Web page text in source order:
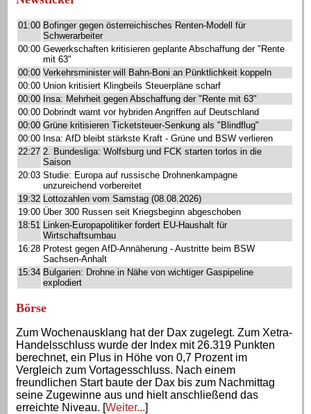
01:00 Bofinger gegen österreichisches Renten-Modell für
Schwerarbeiter
00:00 Gewerkschaften kritisieren geplante Abschaffung der "Rente
mit 63"
00:00 Verkehrsminister will Bahn-Boni an Pünktlichkeit koppeln
00:00 Union kritisiert Klingbeils Steuerpläne scharf
00:00 Insa: Mehrheit gegen Abschaffung der "Rente mit 63"
00:00 Dobrindt warnt vor hybriden Angriffen auf Deutschland
00:00 Grüne kritisieren Ticketsteuer-Senkung als "Blindflug"
00:00 Insa: AfD bleibt stärkste Kraft - Grüne und BSW verlieren
22:27 2. Bundesliga: Wolfsburg und FCK starten torlos in die
Saison
20:03 Studie: Europa auf russische Drohnenkampagne
unzureichend vorbereitet
19:32 Lottozahlen vom Samstag (08.08.2026)
19:00 Über 300 Russen seit Kriegsbeginn abgeschoben
18:51 Linken-Europapolitiker fordert EU-Haushalt für
Wirtschaftsumbau
16:28 Protest gegen AfD-Annäherung - Austritte beim BSW
Sachsen-Anhalt
15:34 Bulgarien: Drohne in Nähe von wichtiger Gaspipeline
explodiert
Börse
Zum Wochenausklang hat der Dax zugelegt. Zum Xetra-
Handelsschluss wurde der Index mit 26.319 Punkten
berechnet, ein Plus in Höhe von 0,7 Prozent im
Vergleich zum Vortagesschluss. Nach einem
freundlichen Start baute der Dax bis zum Nachmittag
seine Zugewinne aus und hielt anschließend das
erreichte Niveau. [Weiter...]